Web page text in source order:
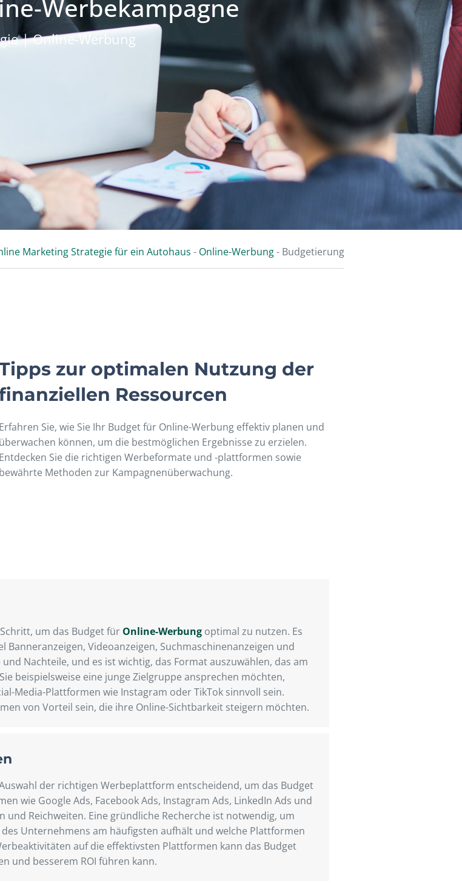
Werbekampagne
| Online-Werbung
Marketing Strategie für ein Autohaus - Online-Werbung- Budgetierung
zur optimalen Nutzung der
Ressourcen
Erfahren Sie, wie Sie Ihr Budget für Online-Werbung effektiv planen und
überwachen können, um die bestmöglichen Ergebnisse zu erzielen.
Entdecken Sie die richtigen Werbeformate und -plattformen sowie
bewährte Methoden zur Kampagnenüberwachung.
um das Budget für Online-Werbung optimal zu nutzen. Es
Videoanzeigen, Suchmaschinenanzeigen und
Nachteile, und es ist wichtig, das Format auszuwählen, das am
beispielsweise eine junge Zielgruppe ansprechen möchten,
Media-Plattformen wie Instagram oder TikTok sinnvoll sein.
von Vorteil sein, die ihre Online-Sichtbarkeit steigern möchten.
der richtigen Werbeplattform entscheidend, um das Budget
wie Google Ads, Facebook Ads, Instagram Ads, LinkedIn Ads und
Reichweiten. Eine gründliche Recherche ist notwendig, um
Unternehmens am häufigsten aufhält und welche Plattformen
auf die effektivsten Plattformen kann das Budget
und besserem ROI führen kann.